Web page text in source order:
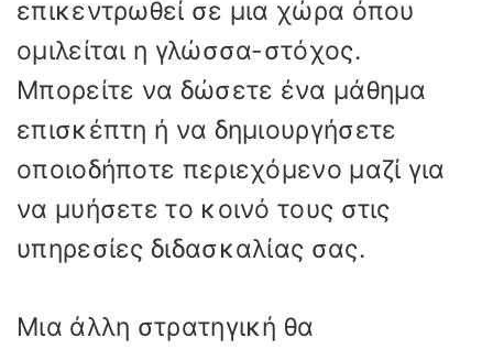
επικεντρωθεί σε μια χώρα όπου
ομιλείται η γλώσσα-στόχος.
Μπορείτε να δώσετε ένα μάθημα
επισκέπτη ή να δημιουργήσετε
οποιοδήποτε περιεχόμενο μαζί για
να μυήσετε το κοινό τους στις
υπηρεσίες διδασκαλίας σας.
Μια άλλη στρατηγική θα